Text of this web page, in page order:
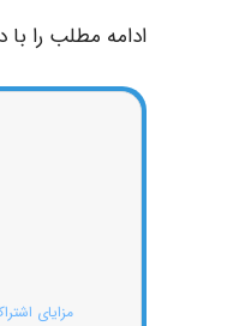
ادامه مطلب را با
مزایای